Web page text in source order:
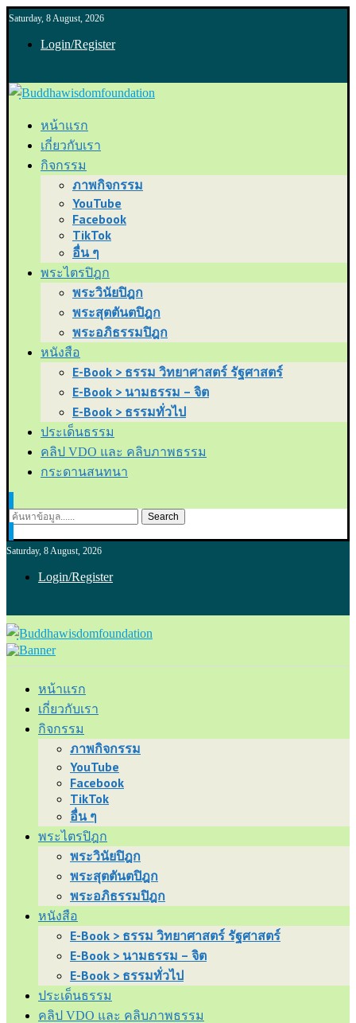
Saturday, 8 August, 2026
Login/Register
หน้าแรก
เกี่ยวกับเรา
กิจกรรม
ภาพกิจกรรม
YouTube
Facebook
TikTok
อื่น ๆ
พระไตรปิฎก
พระวินัยปิฎก
พระสุตตันตปิฎก
พระอภิธรรมปิฎก
หนังสือ
E-Book > ธรรม วิทยาศาสตร์ รัฐศาสตร์
E-Book > นามธรรม – จิต
E-Book > ธรรมทั่วไป
ประเด็นธรรม
คลิป VDO และ คลิบภาพธรรม
กระดานสนทนา
Search
Saturday, 8 August, 2026
Login/Register
หน้าแรก
เกี่ยวกับเรา
กิจกรรม
ภาพกิจกรรม
YouTube
Facebook
TikTok
อื่น ๆ
พระไตรปิฎก
พระวินัยปิฎก
พระสุตตันตปิฎก
พระอภิธรรมปิฎก
หนังสือ
E-Book > ธรรม วิทยาศาสตร์ รัฐศาสตร์
E-Book > นามธรรม – จิต
E-Book > ธรรมทั่วไป
ประเด็นธรรม
คลิป VDO และ คลิบภาพธรรม